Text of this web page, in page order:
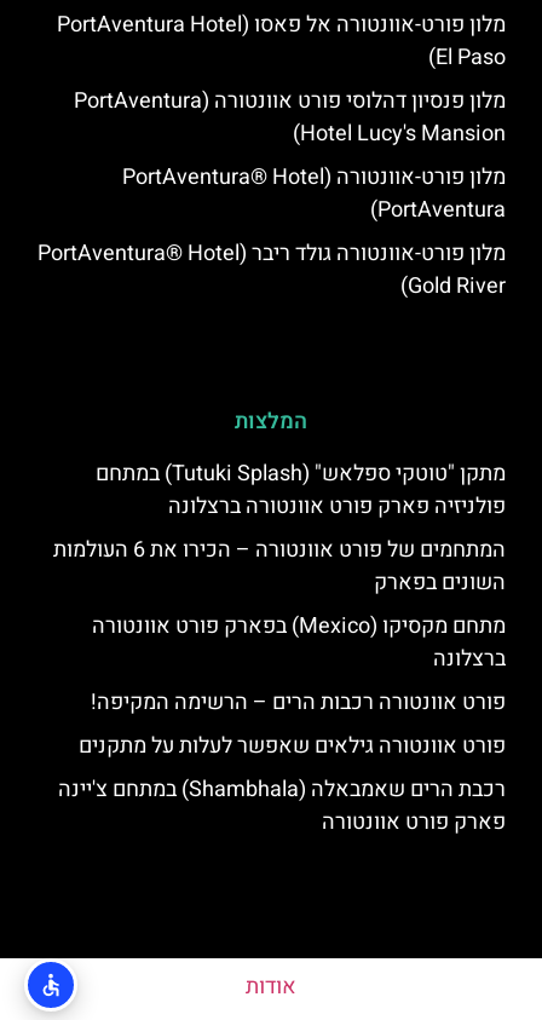
מלון פורט-אוונטורה אל פאסו (PortAventura Hotel
El Paso)
מלון פנסיון דהלוסי פורט אוונטורה (PortAventura
Hotel Lucy's Mansion‬)
מלון פורט-אוונטורה (PortAventura® Hotel
PortAventura)
מלון פורט-אוונטורה גולד ריבר (PortAventura® Hotel
Gold River)
המלצות
מתקן "טוטקי ספלאש" (Tutuki Splash) במתחם
פולניזיה פארק פורט אוונטורה ברצלונה
המתחמים של פורט אוונטורה – הכירו את 6 העולמות
השונים בפארק
מתחם מקסיקו (Mexico) בפארק פורט אוונטורה
ברצלונה
פורט אוונטורה רכבות הרים – הרשימה המקיפה!
פורט אוונטורה גילאים שאפשר לעלות על מתקנים
רכבת הרים שאמבאלה (Shambhala) במתחם צ'יינה
פארק פורט אוונטורה
אודות